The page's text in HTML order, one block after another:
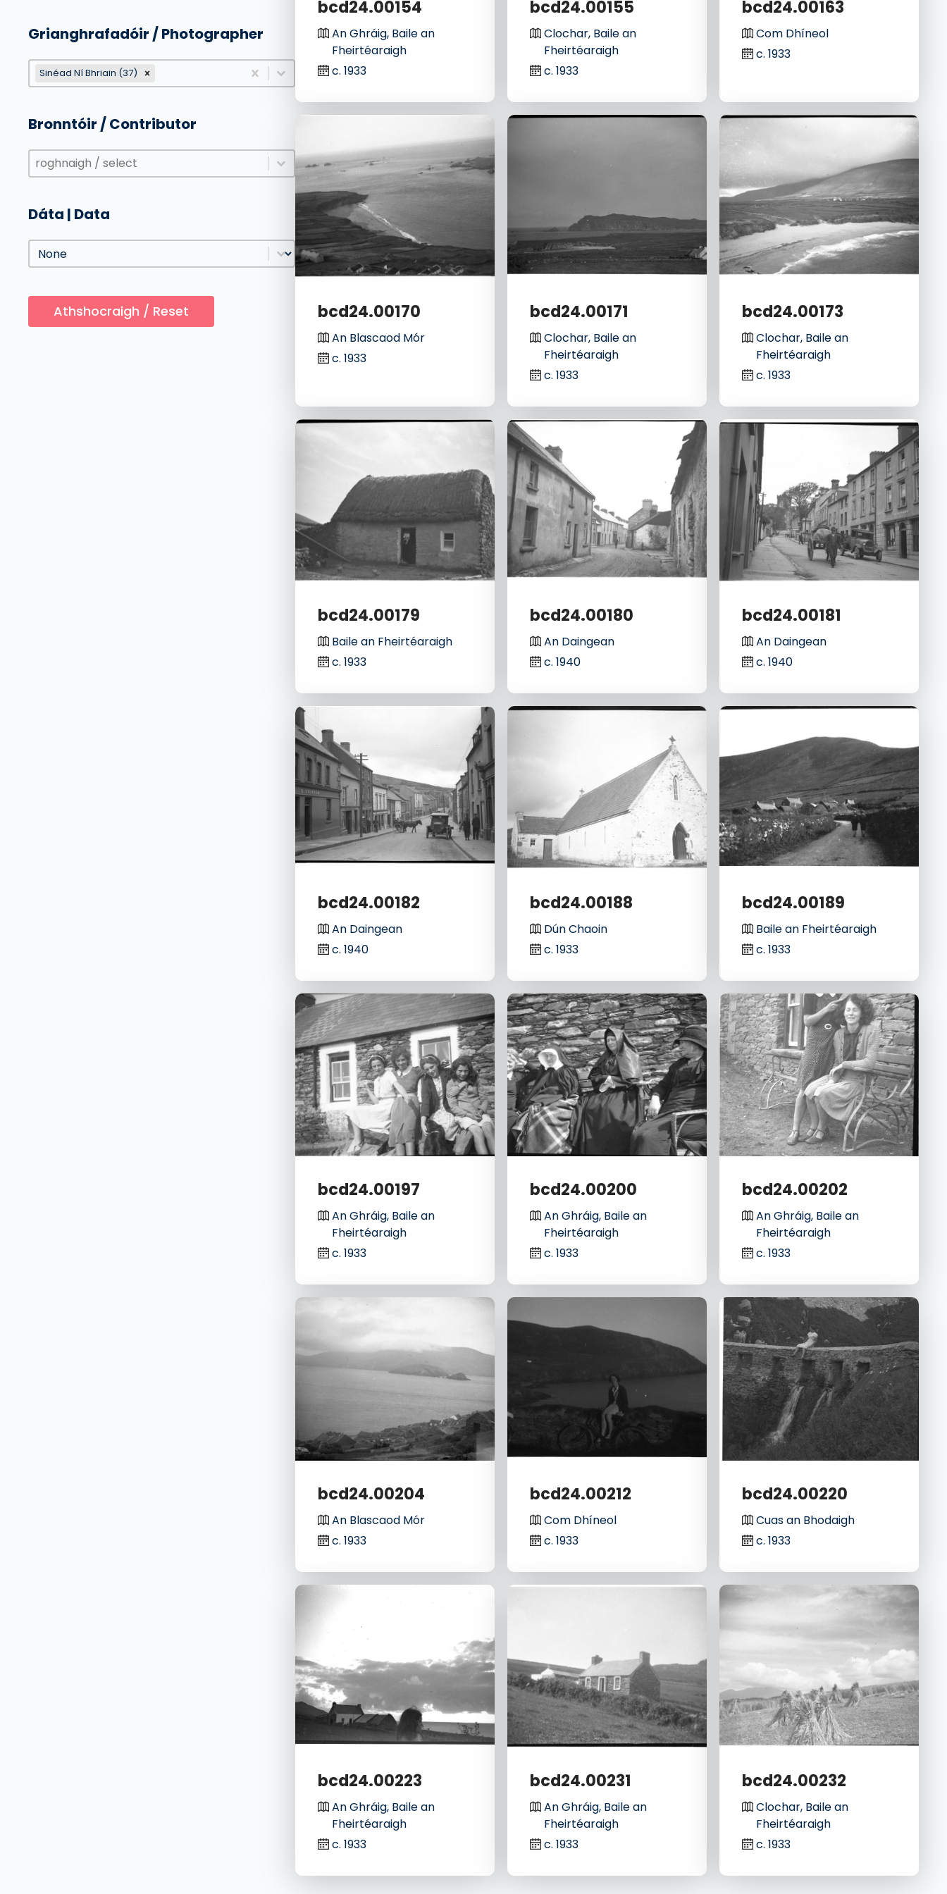
Grianghrafadóir / Photographer
Grianghrafadóir / Photographer
Grianghrafadóir / Photographer
Sinéad Ní Bhriain (37) Grianghrafadóir / Photographer
Bronntóir / Contributor
Bronntóir / Contributor
Bronntóir / Contributor
Bronntóir / Contributor
Dáta | Data
Dáta | Data
Dáta | Data
Athshocraigh / Reset
bcd24.00154
An Ghráig, Baile an
Fheirtéaraigh
c. 1933
bcd24.00155
Clochar, Baile an
Fheirtéaraigh
c. 1933
bcd24.00163
Com Dhíneol
c. 1933
bcd24.00170
An Blascaod Mór
c. 1933
bcd24.00171
Clochar, Baile an
Fheirtéaraigh
c. 1933
bcd24.00173
Clochar, Baile an
Fheirtéaraigh
c. 1933
bcd24.00179
Baile an Fheirtéaraigh
c. 1933
bcd24.00180
An Daingean
c. 1940
bcd24.00181
An Daingean
c. 1940
bcd24.00182
An Daingean
c. 1940
bcd24.00188
Dún Chaoin
c. 1933
bcd24.00189
Baile an Fheirtéaraigh
c. 1933
bcd24.00197
An Ghráig, Baile an
Fheirtéaraigh
c. 1933
bcd24.00200
An Ghráig, Baile an
Fheirtéaraigh
c. 1933
bcd24.00202
An Ghráig, Baile an
Fheirtéaraigh
c. 1933
bcd24.00204
An Blascaod Mór
c. 1933
bcd24.00212
Com Dhíneol
c. 1933
bcd24.00220
Cuas an Bhodaigh
c. 1933
bcd24.00223
An Ghráig, Baile an
Fheirtéaraigh
c. 1933
bcd24.00231
An Ghráig, Baile an
Fheirtéaraigh
c. 1933
bcd24.00232
Clochar, Baile an
Fheirtéaraigh
c. 1933